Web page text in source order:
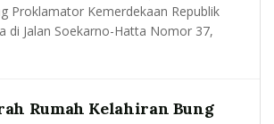
Proklamator Kemerdekaan Republik
di Jalan Soekarno-Hatta Nomor 37,
Rumah Kelahiran Bung